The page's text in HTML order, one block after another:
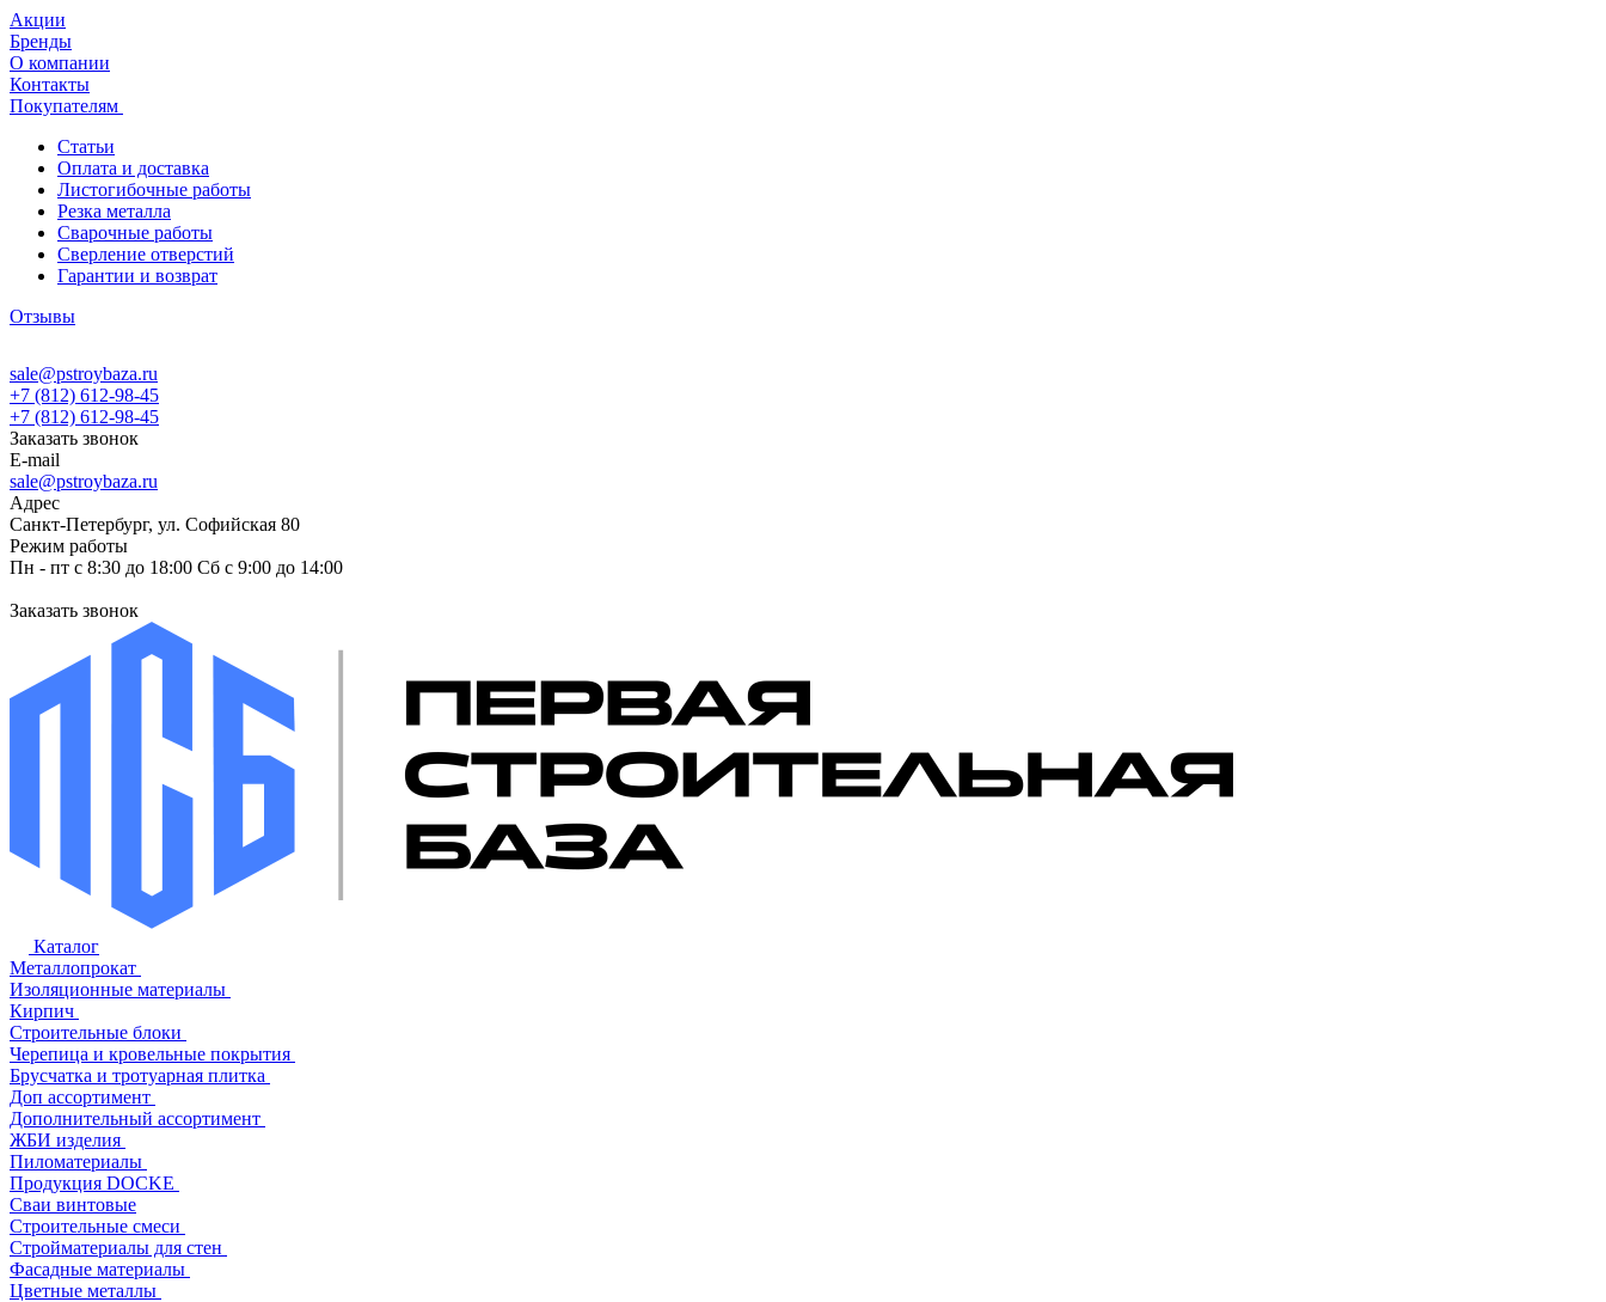
Акции
Бренды
О компании
Контакты
Покупателям
Статьи
Оплата и доставка
Листогибочные работы
Резка металла
Сварочные работы
Сверление отверстий
Гарантии и возврат
Отзывы
sale@pstroybaza.ru
+7 (812) 612-98-45
+7 (812) 612-98-45
Заказать звонок
E-mail
sale@pstroybaza.ru
Адрес
Санкт-Петербург, ул. Софийская 80
Режим работы
Пн - пт с 8:30 до 18:00 Сб с 9:00 до 14:00
Заказать звонок
Каталог
Металлопрокат
Изоляционные материалы
Кирпич
Строительные блоки
Черепица и кровельные покрытия
Брусчатка и тротуарная плитка
Доп ассортимент
Дополнительный ассортимент
ЖБИ изделия
Пиломатериалы
Продукция DOCKE
Сваи винтовые
Строительные смеси
Стройматериалы для стен
Фасадные материалы
Цветные металлы